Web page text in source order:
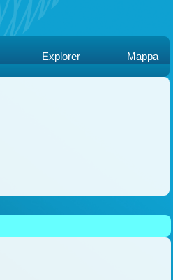
Explorer Mappa